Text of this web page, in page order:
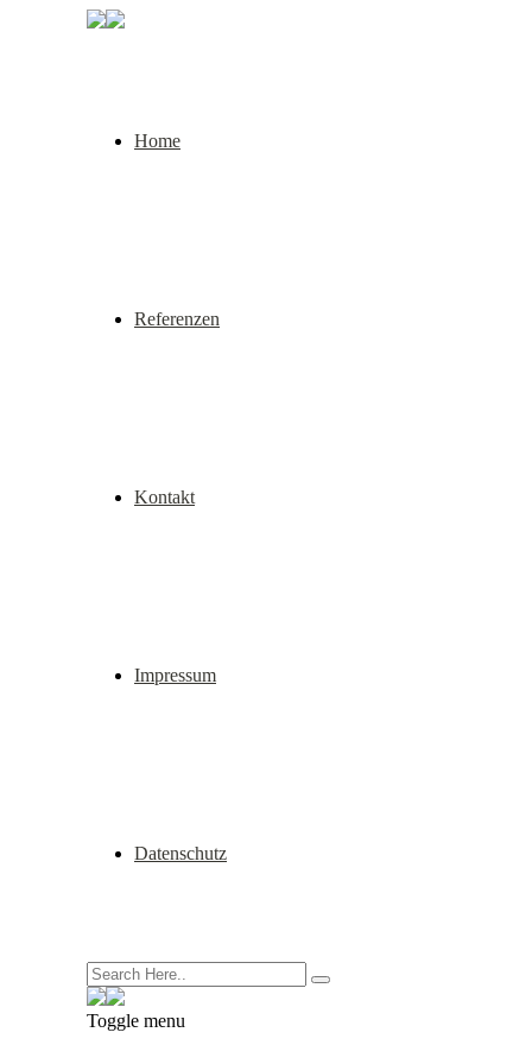
Home
Referenzen
Kontakt
Impressum
Datenschutz
Toggle menu